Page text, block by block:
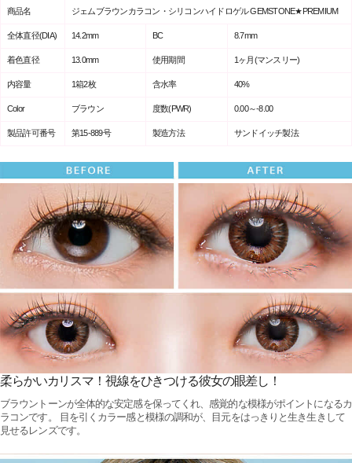
商品名 ジェムブラウンカラコン・シリコンハイドロゲル GEMSTONE★PREMIUM
全体直径(DIA) 14.2mm BC 8.7mm
着色直径 13.0mm 使用期間 1ヶ月(マンスリー)
内容量 1箱2枚 含水率 40%
Color ブラウン 度数(PWR) 0.00～-8.00
製品許可番号 第15-889号 製造方法 サンドイッチ製法
柔らかいカリスマ！視線をひきつける彼女の眼差し！
ブラウントーンが全体的な安定感を保ってくれ、感覚的な模様がポイントになるカ
ラコンです。 目を引くカラー感と模様の調和が、目元をはっきりと生き生きして
見せるレンズです。